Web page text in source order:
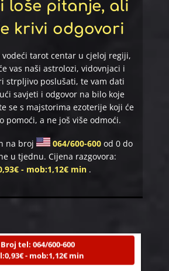
loše pitanje, ali
krivi odgovori
vodeći tarot centar u cjeloj regiji,
vas naši astrolozi, vidovnjaci i
strpljivo poslušati, te vam dati
savjeti i odgovor na bilo koje
se s majstorima ezoterije koji će
pomoći, a ne još više odmoći.​
na broj 064/600-600 od 0 do
u tjednu. Cijena razgovora:
- mob:1,12€ min .
/ Kod 20
Broj tel: 064/600-600
- mob:1,12€ min